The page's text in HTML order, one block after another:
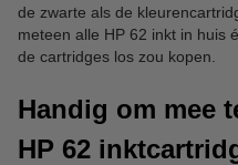
de zwarte als de
meteen alle HP 62 inkt in huis
de cartridges los zou kopen.
Handig om mee
HP 62